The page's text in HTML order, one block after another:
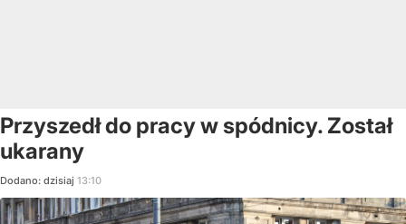
Przyszedł do pracy w spódnicy. Został
ukarany
Dodano: dzisiaj 13:10